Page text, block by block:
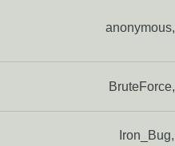
anonymous,
BruteForce,
Iron_Bug,